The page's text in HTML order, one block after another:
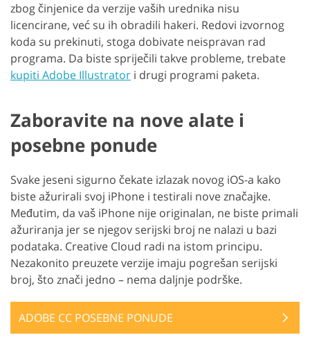
zbog činjenice da verzije vaših urednika nisu
licencirane, već su ih obradili hakeri. Redovi izvornog
koda su prekinuti, stoga dobivate neispravan rad
programa. Da biste spriječili takve probleme, trebate
kupiti Adobe Illustrator i drugi programi paketa.
Zaboravite na nove alate i
posebne ponude
Svake jeseni sigurno čekate izlazak novog iOS-a kako
biste ažurirali svoj iPhone i testirali nove značajke.
Međutim, da vaš iPhone nije originalan, ne biste primali
ažuriranja jer se njegov serijski broj ne nalazi u bazi
podataka. Creative Cloud radi na istom principu.
Nezakonito preuzete verzije imaju pogrešan serijski
broj, što znači jedno – nema daljnje podrške.
ADOBE CC POSEBNE PONUDE